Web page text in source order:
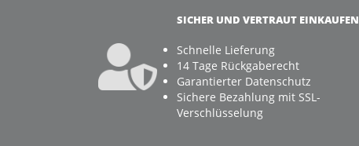
SICHER UND VERTRAUT EINKAUFEN
Schnelle Lieferung
14 Tage Rückgaberecht
Garantierter Datenschutz
Sichere Bezahlung mit SSL-
Verschlüsselung